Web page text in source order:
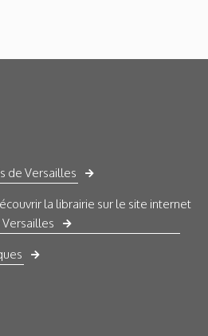
de Versailles
la librairie sur le site internet